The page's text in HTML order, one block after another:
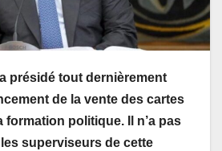
a présidé tout dernièrement
de la vente des cartes
formation politique. Il n’a pas
superviseurs de cette